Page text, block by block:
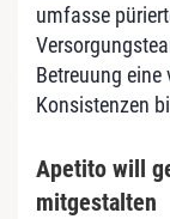
umfasse
Betreuung
Konsistenzen
Apetito will
mitgestalten